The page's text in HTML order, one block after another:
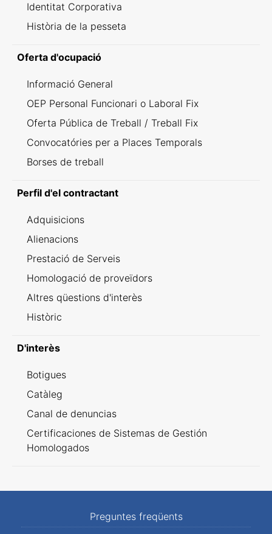
Identitat Corporativa
Història de la pesseta
Oferta d'ocupació
Informació General
OEP Personal Funcionari o Laboral Fix
Oferta Pública de Treball / Treball Fix
Convocatóries per a Places Temporals
Borses de treball
Perfil d'el contractant
Adquisicions
Alienacions
Prestació de Serveis
Homologació de proveïdors
Altres qüestions d'interès
Històric
D'interès
Botigues
Catàleg
Canal de denuncias
Certificaciones de Sistemas de Gestión
Homologados
Preguntes freqüents